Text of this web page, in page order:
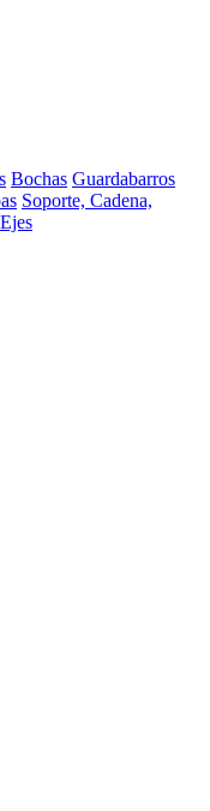
Bochas Guardabarros
Soporte, Cadena,
Ejes